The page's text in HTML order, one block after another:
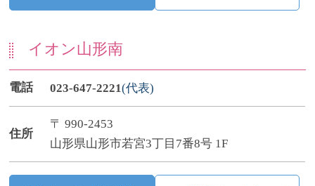
イオン山形南
電話 023-647-2221(代表)
住所
〒 990-2453
山形県山形市若宮3丁目7番8号 1F